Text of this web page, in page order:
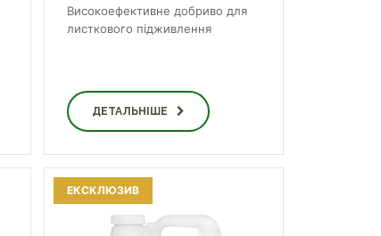
Високоефективне добриво для
листкового підживлення
ДЕТАЛЬНІШЕ
ЕКСКЛЮЗИВ